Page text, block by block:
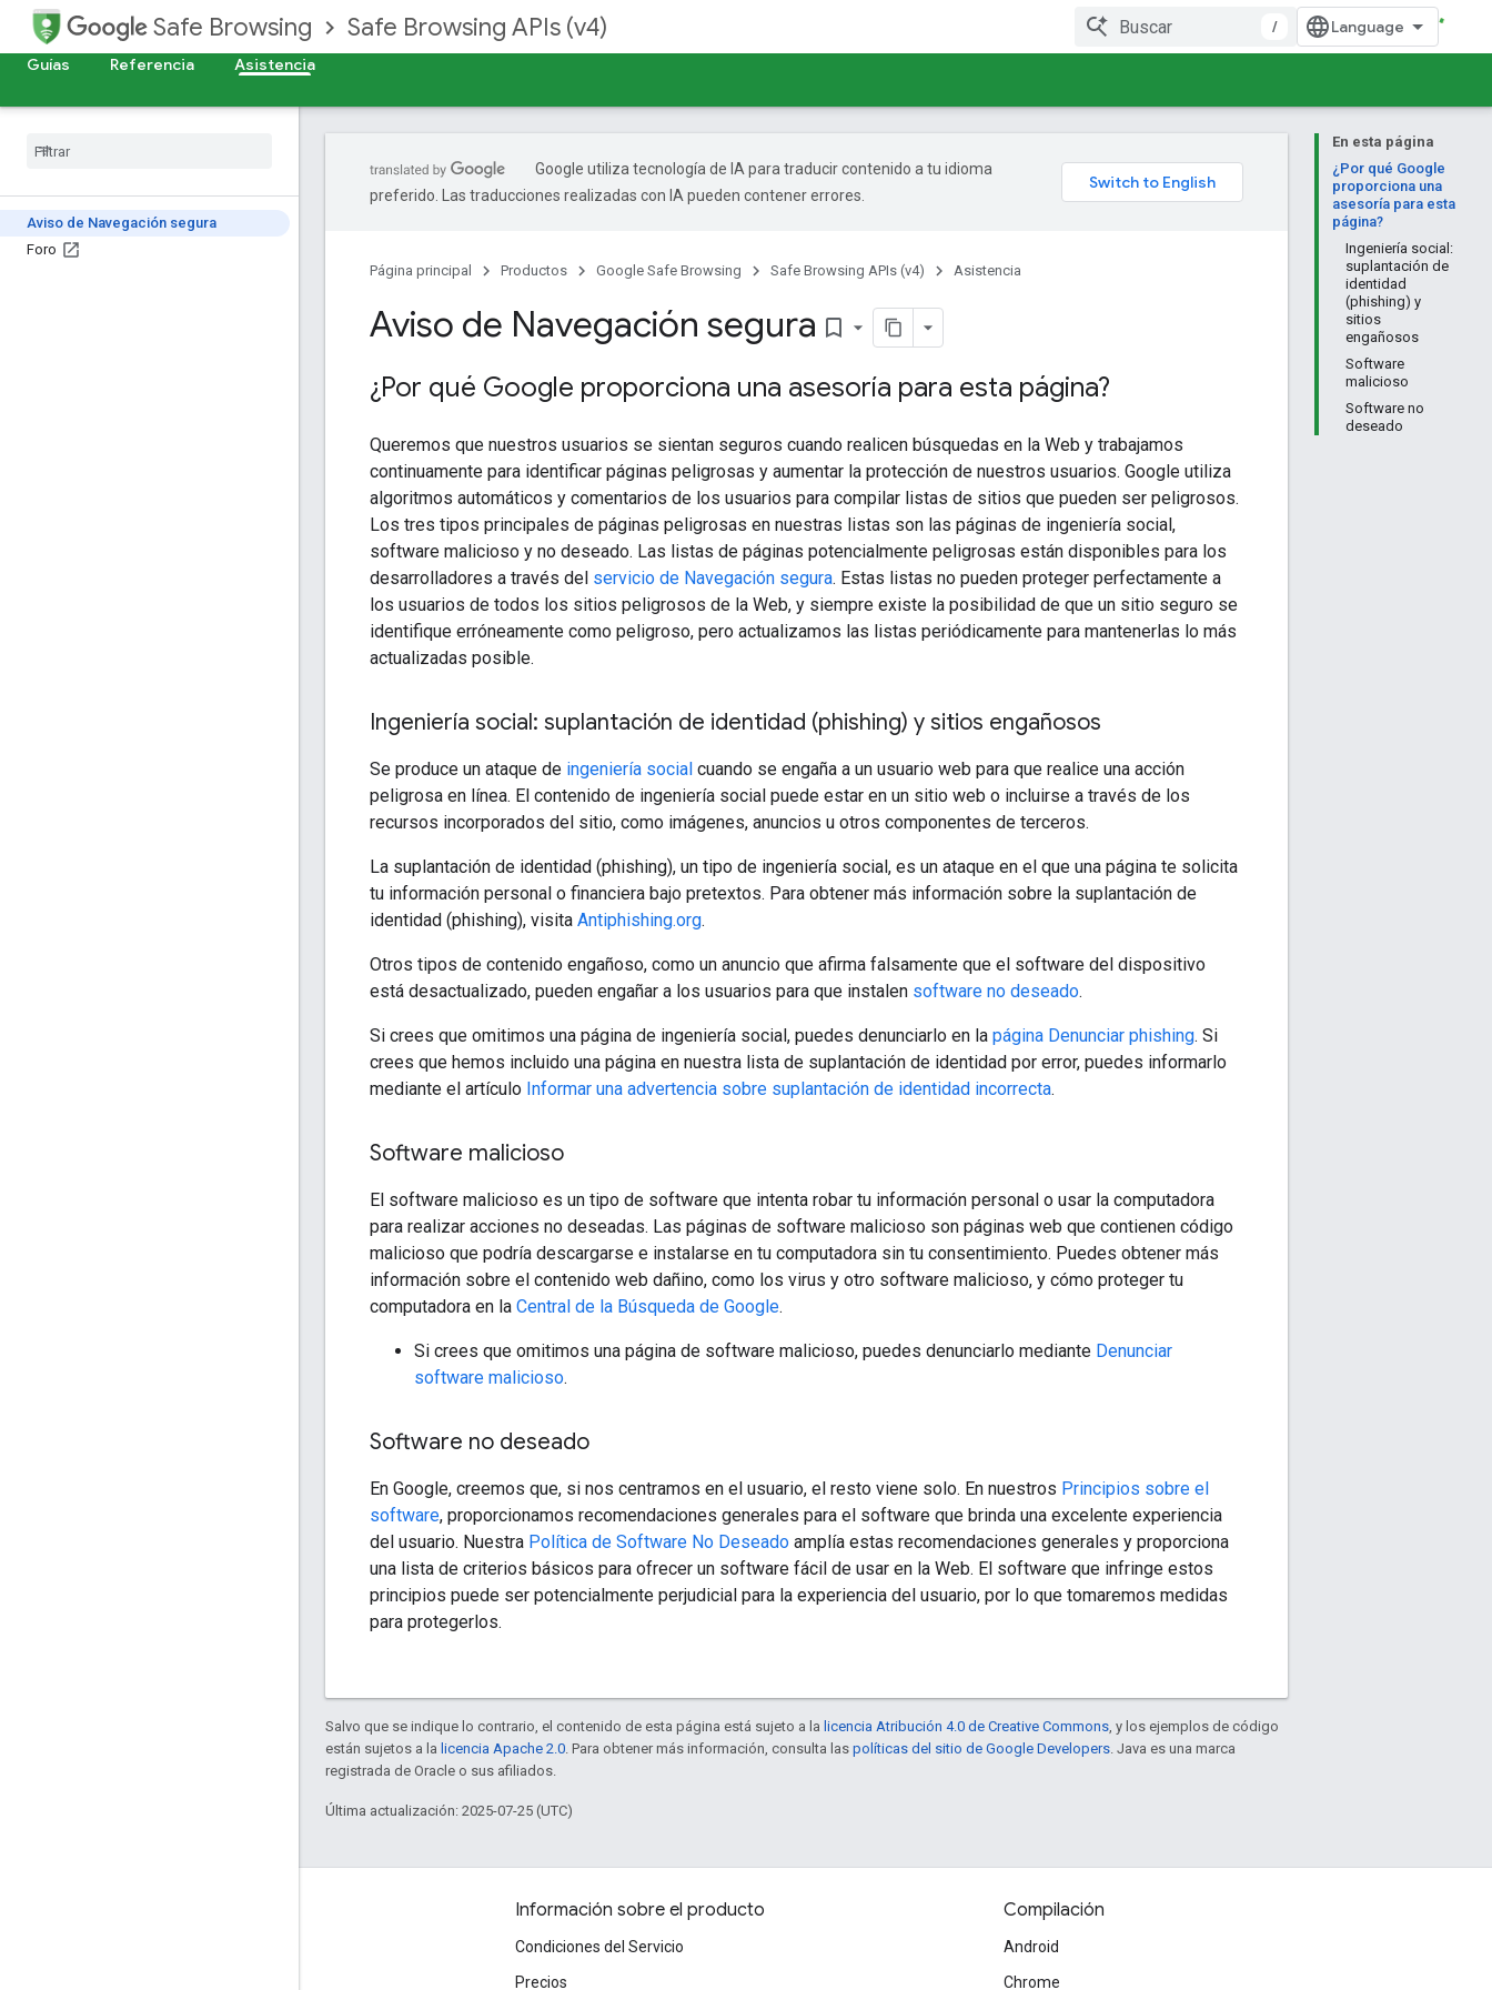
Safe Browsing Safe Browsing APIs (v4)
/
Guías
Referencia Asistencia
Aviso de Navegación segura
Foro
En esta página
¿Por qué Google
proporciona una
asesoría para esta
página?
Ingeniería social:
suplantación de
identidad
(phishing) y
sitios
engañosos
Software
malicioso
Software no
deseado
Google utiliza tecnología de IA para traducir contenido a tu idioma
preferido. Las traducciones realizadas con IA pueden contener errores.
Página principal Productos Google Safe Browsing Safe Browsing APIs (v4) Asistencia
Aviso de Navegación segura bookmark_border
¿Por qué Google proporciona una asesoría para esta página?
Queremos que nuestros usuarios se sientan seguros cuando realicen búsquedas en la Web y trabajamos
continuamente para identificar páginas peligrosas y aumentar la protección de nuestros usuarios. Google utiliza
algoritmos automáticos y comentarios de los usuarios para compilar listas de sitios que pueden ser peligrosos.
Los tres tipos principales de páginas peligrosas en nuestras listas son las páginas de ingeniería social,
software malicioso y no deseado. Las listas de páginas potencialmente peligrosas están disponibles para los
desarrolladores a través del servicio de Navegación segura. Estas listas no pueden proteger perfectamente a
los usuarios de todos los sitios peligrosos de la Web, y siempre existe la posibilidad de que un sitio seguro se
identifique erróneamente como peligroso, pero actualizamos las listas periódicamente para mantenerlas lo más
actualizadas posible.
Ingeniería social: suplantación de identidad (phishing) y sitios engañosos
Se produce un ataque de ingeniería social cuando se engaña a un usuario web para que realice una acción
peligrosa en línea. El contenido de ingeniería social puede estar en un sitio web o incluirse a través de los
recursos incorporados del sitio, como imágenes, anuncios u otros componentes de terceros.
La suplantación de identidad (phishing), un tipo de ingeniería social, es un ataque en el que una página te solicita
tu información personal o financiera bajo pretextos. Para obtener más información sobre la suplantación de
identidad (phishing), visita Antiphishing.org.
Otros tipos de contenido engañoso, como un anuncio que afirma falsamente que el software del dispositivo
está desactualizado, pueden engañar a los usuarios para que instalen software no deseado.
Si crees que omitimos una página de ingeniería social, puedes denunciarlo en la página Denunciar phishing. Si
crees que hemos incluido una página en nuestra lista de suplantación de identidad por error, puedes informarlo
mediante el artículo Informar una advertencia sobre suplantación de identidad incorrecta.
Software malicioso
El software malicioso es un tipo de software que intenta robar tu información personal o usar la computadora
para realizar acciones no deseadas. Las páginas de software malicioso son páginas web que contienen código
malicioso que podría descargarse e instalarse en tu computadora sin tu consentimiento. Puedes obtener más
información sobre el contenido web dañino, como los virus y otro software malicioso, y cómo proteger tu
computadora en la Central de la Búsqueda de Google.
Si crees que omitimos una página de software malicioso, puedes denunciarlo mediante Denunciar
software malicioso.
Software no deseado
En Google, creemos que, si nos centramos en el usuario, el resto viene solo. En nuestros Principios sobre el
software, proporcionamos recomendaciones generales para el software que brinda una excelente experiencia
del usuario. Nuestra Política de Software No Deseado amplía estas recomendaciones generales y proporciona
una lista de criterios básicos para ofrecer un software fácil de usar en la Web. El software que infringe estos
principios puede ser potencialmente perjudicial para la experiencia del usuario, por lo que tomaremos medidas
para protegerlos.
Salvo que se indique lo contrario, el contenido de esta página está sujeto a la licencia Atribución 4.0 de Creative Commons , y los ejemplos de código
están sujetos a la licencia Apache 2.0 . Para obtener más información, consulta las políticas del sitio de Google Developers . Java es una marca
registrada de Oracle o sus afiliados.
Última actualización: 2025-07-25 (UTC)
Información sobre el producto
Condiciones del Servicio
Precios
Compilación
Android
Chrome